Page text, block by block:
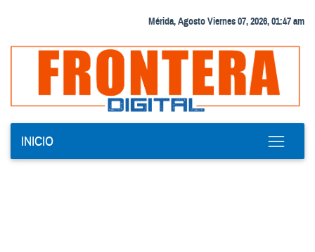
Mérida, Agosto Viernes 07, 2026, 01:47 am
INICIO